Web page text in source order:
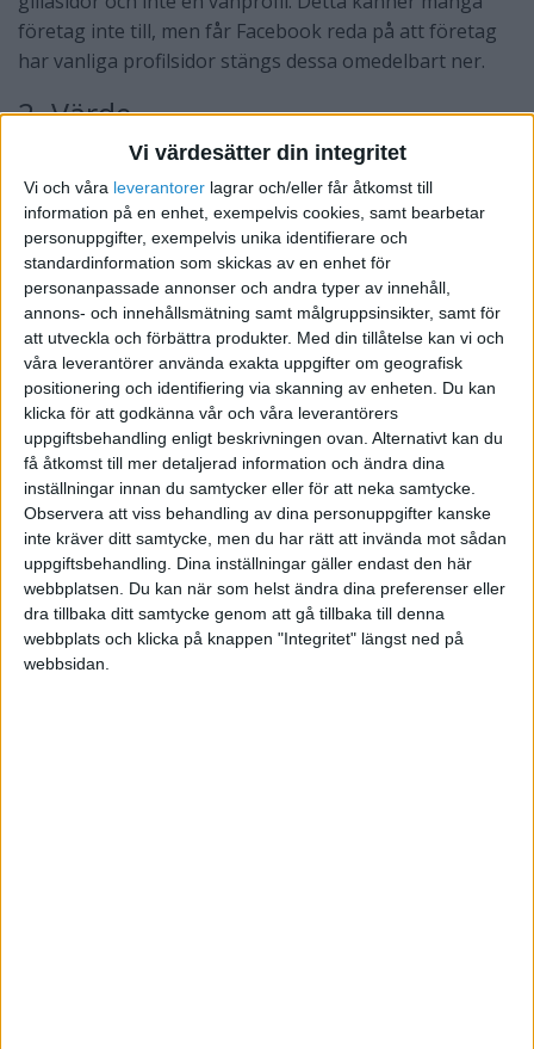
Vi värdesätter din integritet
Vi och våra leverantorer lagrar och/eller får åtkomst till
information på en enhet, exempelvis cookies, samt bearbetar
personuppgifter, exempelvis unika identifierare och
standardinformation som skickas av en enhet för
personanpassade annonser och andra typer av innehåll,
annons- och innehållsmätning samt målgruppsinsikter, samt för
att utveckla och förbättra produkter. Med din tillåtelse kan vi och
våra leverantörer använda exakta uppgifter om geografisk
positionering och identifiering via skanning av enheten. Du kan
klicka för att godkänna vår och våra leverantörers
uppgiftsbehandling enligt beskrivningen ovan. Alternativt kan du
få åtkomst till mer detaljerad information och ändra dina
inställningar innan du samtycker eller för att neka samtycke.
Observera att viss behandling av dina personuppgifter kanske
inte kräver ditt samtycke, men du har rätt att invända mot sådan
uppgiftsbehandling. Dina inställningar gäller endast den här
webbplatsen. Du kan när som helst ändra dina preferenser eller
dra tillbaka ditt samtycke genom att gå tillbaka till denna
webbplats och klicka på knappen "Integritet" längst ned på
webbsidan.
företag inte till, men får Facebook reda på att företag
har vanliga profilsidor stängs dessa omedelbart ner.
2. Värde
Det är viktigt att kunna tillföra ett värde genom sin
gillasida. De som gillar din sida ska känna att de får ut
något av det. Det kan verka svårt men behöver absolut
inte vara det. Du kan vara väldigt kommersiell och
samtidigt skapa värde för dina gillare. Du kan till
exempel dela med dig av ett recept på en god pizzadeg
som ditt företag eller en samarbetspartner tagit fram.
Och genom att ha bred kunskap inom ett visst område
kan du skapa värde bara genom att dela med dig av den
till andra. Du kanske inte anlitas, men bara genom att
skapa värde hos andra kan du stärka ditt perosonliga
varumärke vilket kan ge utdelning i ett senare skede.
3. Dialog